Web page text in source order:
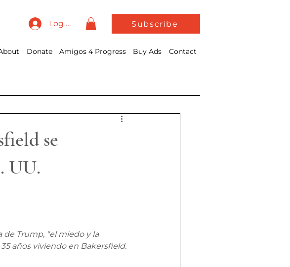
Log In Subscribe
Donate Amigos 4 Progress Buy Ads Contact
se
UU.
de Trump, "el miedo y la
años viviendo en Bakersfield.